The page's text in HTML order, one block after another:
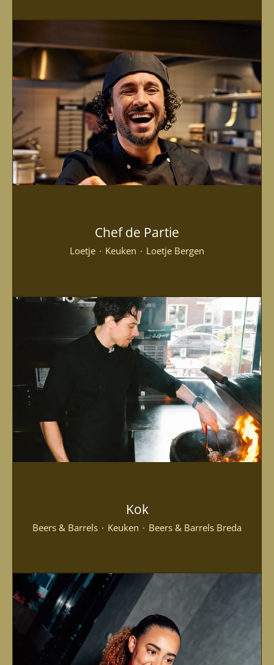
Chef de Partie
Loetje · Keuken · Loetje Bergen
Kok
Beers & Barrels · Keuken · Beers & Barrels Breda